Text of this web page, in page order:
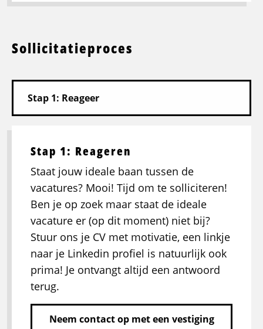
Sollicitatieproces
Stap 1: Reageren
Staat jouw ideale baan tussen de
vacatures? Mooi! Tijd om te solliciteren!
Ben je op zoek maar staat de ideale
vacature er (op dit moment) niet bij?
Stuur ons je CV met motivatie, een linkje
naar je Linkedin profiel is natuurlijk ook
prima! Je ontvangt altijd een antwoord
terug.
Neem contact op met een vestiging